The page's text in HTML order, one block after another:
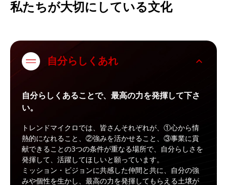
私たちが大切にしている文化
自分らしくあれ​ expand_less
自分らしくあることで、最高の力を発揮して下さ
い。
トレンドマイクロでは、皆さんそれぞれが、①心から情
熱的になれること、②強みを活かせること、③事業に貢
献できることの3つの条件が重なる場所で、自分らしさを
発揮して、活躍してほしいと願っています。
ミッション・ビジョンに共感した仲間と共に、自分の強
みや個性を生かし、最高の力を発揮してもらえる土壌が